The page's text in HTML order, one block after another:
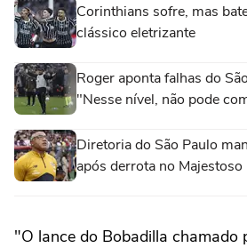
Corinthians sofre, mas
clássico eletrizante
Roger aponta falhas do
"Nesse nível, não pode
Diretoria do São Paulo
após derrota no Majestoso
"O lance do Bobadilla chamado